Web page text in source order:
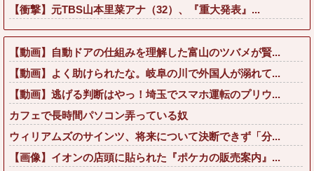
【衝撃】元TBS山本里菜アナ（32）、『重大発表』...
【動画】自動ドアの仕組みを理解した富山のツバメが賢...
【動画】よく助けられたな。岐阜の川で外国人が溺れて...
【動画】逃げる判断はやっ！埼玉でスマホ運転のプリウ...
カフェで長時間パソコン弄っている奴
ウィリアムズのサインツ、将来について決断できず「分...
【画像】イオンの店頭に貼られた『ポケカの販売案内』...